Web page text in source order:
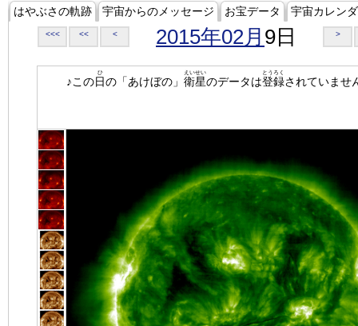
はやぶさの軌跡 宇宙からのメッセージ お宝データ 宇宙カレン
<<< << < 2015年02月 9日 >
♪この日
ひ
の「あけぼの」 衛星
えいせい
のデータは登録
とうろく
されていませ